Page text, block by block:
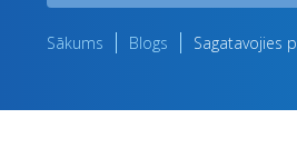
Sākums Blogs Sagatavojies